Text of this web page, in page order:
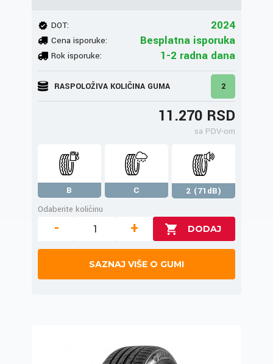
DOT: 2024
Cena isporuke: Besplatna isporuka
Rok isporuke: 1-2 radna dana
RASPOLOŽIVA KOLIČINA GUMA 2
11.270 RSD
sa PDV-om
B C
2 (71dB)
Odaberite količinu
- +
SAZNAJ VIŠE O GUMI